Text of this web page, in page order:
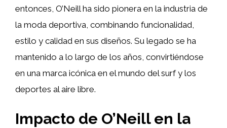
entonces, O’Neill ha sido pionera en la industria de
la moda deportiva, combinando funcionalidad,
estilo y calidad en sus diseños. Su legado se ha
mantenido a lo largo de los años, convirtiéndose
en una marca icónica en el mundo del surf y los
deportes al aire libre.
Impacto de O’Neill en la